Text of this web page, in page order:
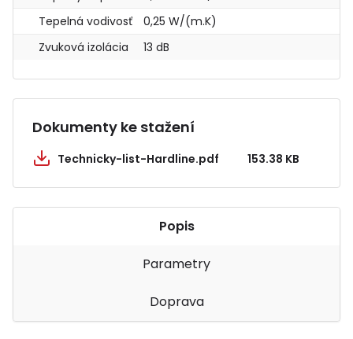
Tepelná vodivosť
0,25 W/(m.K)
Zvuková izolácia
13 dB
Dokumenty ke stažení
Technicky-list-Hardline.pdf 153.38 KB
Popis
Parametry
Doprava